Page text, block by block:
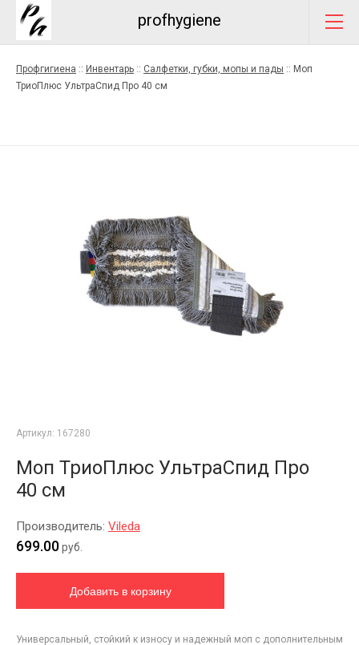
profhygiene
Профгигиена :: Инвентарь :: Салфетки, губки, мопы и пады :: Моп
ТриоПлюс УльтраСпид Про 40 см
Артикул: 167280
Моп ТриоПлюс УльтраСпид Про
40 см
Производитель: Vileda
699.00руб.
Универсальный, стойкий к износу и надежный моп с дополнительным